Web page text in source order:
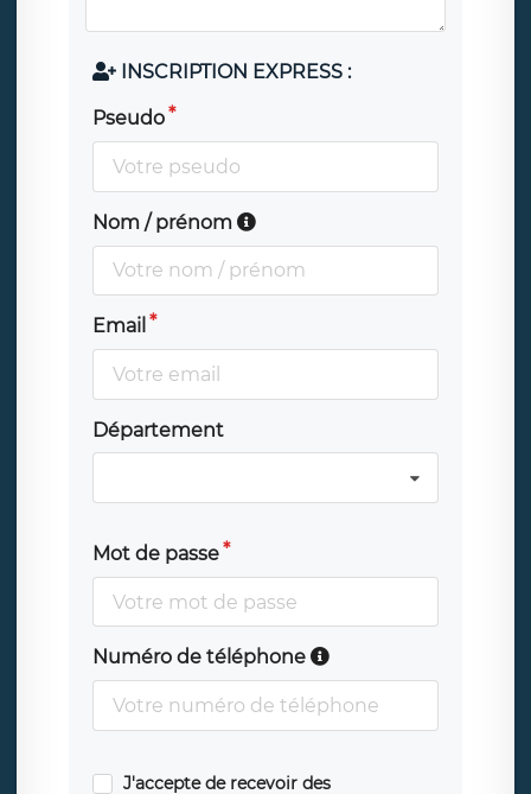
INSCRIPTION EXPRESS :
Pseudo
Nom / prénom
Email
Département
Mot de passe
Numéro de téléphone
J'accepte de recevoir des